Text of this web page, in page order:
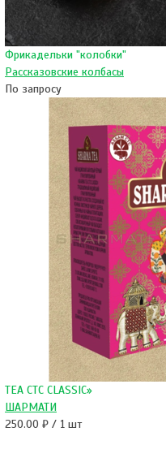
Фрикадельки "колобки"
Рассказовские колбасы
По запросу
TEA СТС CLASSIC»
ШАРМАТИ
250.00 ₽ / 1 шт